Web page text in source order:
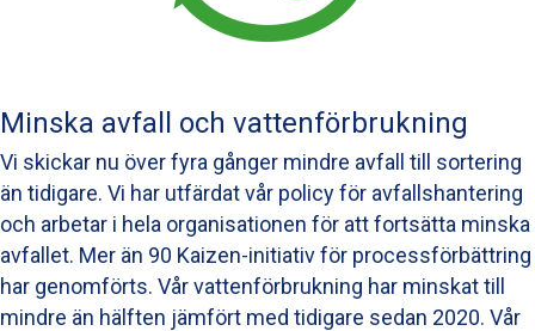
Minska avfall och vattenförbrukning
Vi skickar nu över fyra gånger mindre avfall till sortering
än tidigare. Vi har utfärdat vår policy för avfallshantering
och arbetar i hela organisationen för att fortsätta minska
avfallet. Mer än 90 Kaizen-initiativ för processförbättring
har genomförts. Vår vattenförbrukning har minskat till
mindre än hälften jämfört med tidigare sedan 2020. Vår